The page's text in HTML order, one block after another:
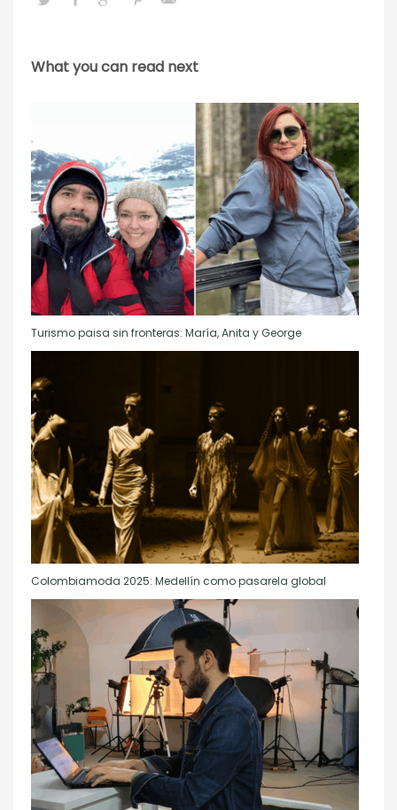
What you can read next
Turismo paisa sin fronteras: María, Anita y George
Colombiamoda 2025: Medellín como pasarela global